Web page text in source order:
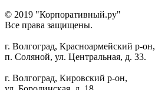
© 2019 "Корпоративный.ру"
Все права защищены.
г. Волгоград, Красноармейский р-он,
п. Соляной, ул. Центральная, д. 33.
г. Волгоград, Кировский р-он,